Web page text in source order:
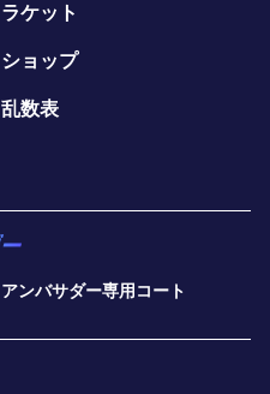
ラケット
ショップ
乱数表
アンバサダー専用コート